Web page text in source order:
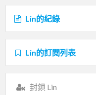
Lin的紀錄
Lin的訂閱列表
封鎖 Lin